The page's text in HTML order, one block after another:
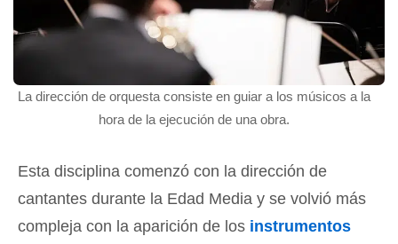
La dirección de orquesta consiste en guiar a los músicos a la
hora de la ejecución de una obra.
Esta disciplina comenzó con la dirección de
cantantes durante la Edad Media y se volvió más
compleja con la aparición de los instrumentos